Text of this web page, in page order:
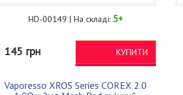
HD-00149 | На складі: 5+
145 грн КУПИТИ
Vaporesso XROS Series COREX 2.0